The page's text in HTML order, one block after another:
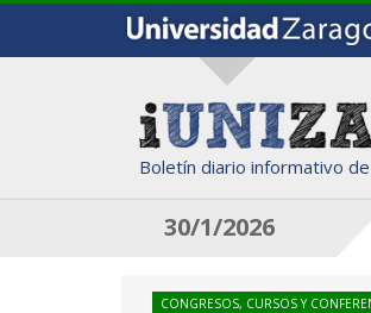
Boletín diario informativo
30/1/2026
CONGRESOS, CURSOS Y